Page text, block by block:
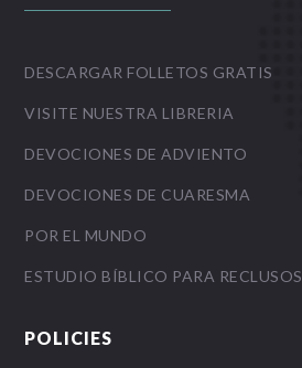
DESCARGAR FOLLETOS GRATIS
VISITE NUESTRA LIBRERIA
DEVOCIONES DE ADVIENTO
DEVOCIONES DE CUARESMA
POR EL MUNDO
ESTUDIO BÍBLICO PARA RECLUSOS
POLICIES